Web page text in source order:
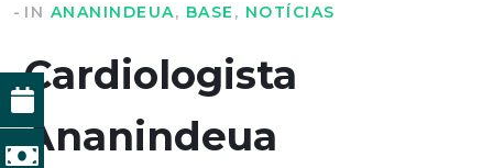
IN ANANINDEUA, BASE , NOTÍCIAS
Cardiologista
Ananindeua